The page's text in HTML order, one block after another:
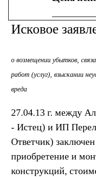
Исковое
о возмещении убытков,
работ (услуг), взыскании
вреда
27.04.13 г. между
- Истец) и ИП
Ответчик)
приобретение и
конструкций,